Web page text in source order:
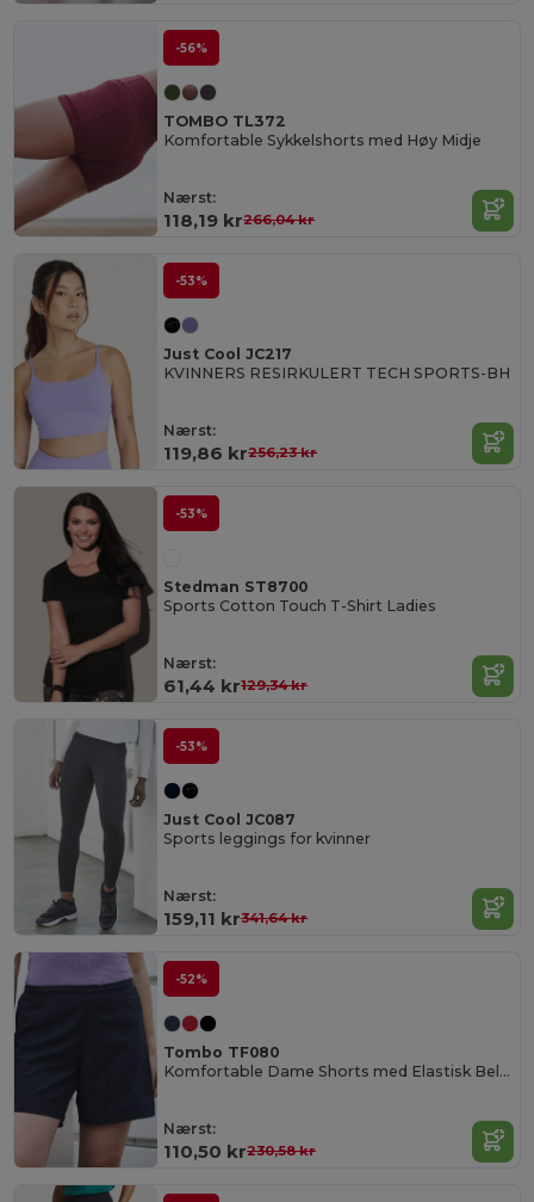
-56%
TOMBO TL372
Komfortable Sykkelshorts med Høy Midje
Nærst:
118,19 kr266,04 kr
-53%
Just Cool JC217
KVINNERS RESIRKULERT TECH SPORTS-BH
Nærst:
119,86 kr256,23 kr
-53%
Stedman ST8700
Sports Cotton Touch T-Shirt Ladies
Nærst:
61,44 kr129,34 kr
-53%
Just Cool JC087
Sports leggings for kvinner
Nærst:
159,11 kr341,64 kr
-52%
Tombo TF080
Komfortable Dame Shorts med Elastisk Belte
Nærst:
110,50 kr230,58 kr